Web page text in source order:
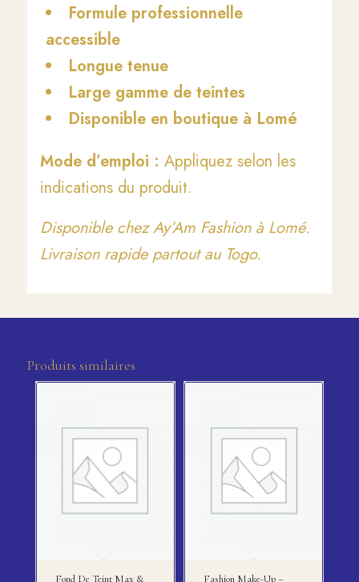
Formule professionnelle
accessible
Longue tenue
Large gamme de teintes
Disponible en boutique à Lomé
Mode d’emploi : Appliquez selon les
indications du produit.
Disponible chez Ay’Am Fashion à Lomé.
Livraison rapide partout au Togo.
Produits similaires
Fond De Teint Max &
Fashion Make-Up –